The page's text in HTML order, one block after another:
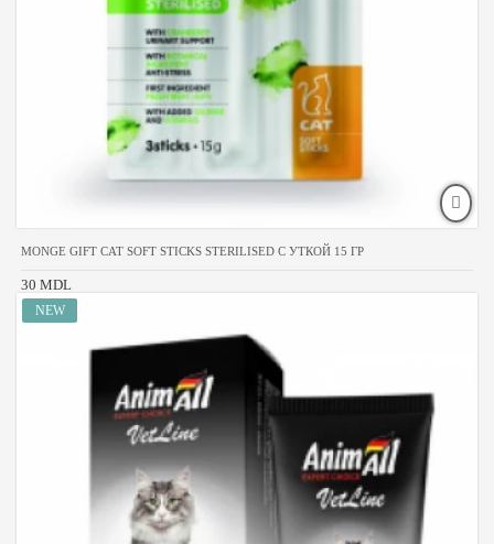
MONGE GIFT CAT SOFT STICKS STERILISED С УТКОЙ 15 ГР
30 MDL